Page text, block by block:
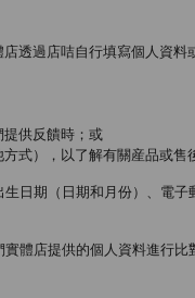
透過店咭自行填寫個人資料
供反饋時；或
式），以了解有關産品或
日期（日期和月份）、電
體店提供的個人資料進行比